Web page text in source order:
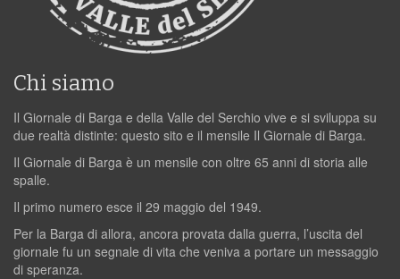
Chi siamo
Il Giornale di Barga e della Valle del Serchio vive e si sviluppa su
due realtà distinte: questo sito e il mensile Il Giornale di Barga.
Il Giornale di Barga è un mensile con oltre 65 anni di storia alle
spalle.
Il primo numero esce il 29 maggio del 1949.
Per la Barga di allora, ancora provata dalla guerra, l’uscita del
giornale fu un segnale di vita che veniva a portare un messaggio
di speranza.